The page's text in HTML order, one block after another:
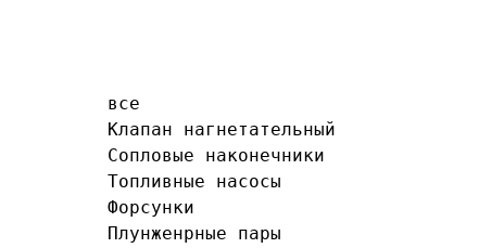
все
Клапан нагнетательный
Сопловые наконечники
Топливные насосы
Форсунки
Плунженрные пары